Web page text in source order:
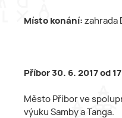
Místo konání: zahrada
Příbor 30. 6. 2017 od
Město Příbor ve
výuku Samby a Tanga.